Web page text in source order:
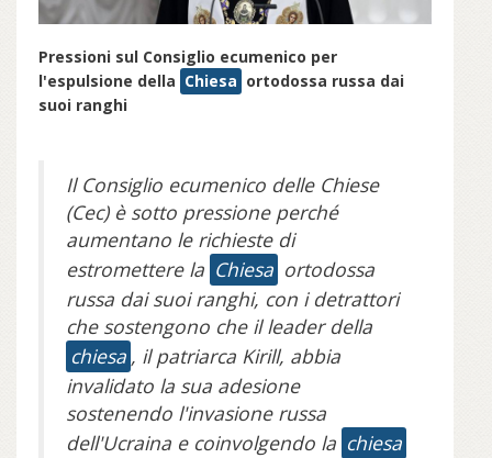
Pressioni sul Consiglio ecumenico per
l'espulsione della Chiesa ortodossa russa dai
suoi ranghi
Il Consiglio ecumenico delle Chiese
(Cec) è sotto pressione perché
aumentano le richieste di
estromettere la Chiesa ortodossa
russa dai suoi ranghi, con i detrattori
che sostengono che il leader della
chiesa , il patriarca Kirill, abbia
invalidato la sua adesione
sostenendo l'invasione russa
dell'Ucraina e coinvolgendo la chiesa